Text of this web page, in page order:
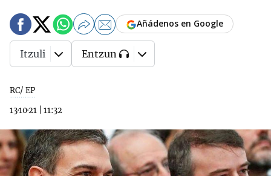
RC/ EP
13·10·21
11:32
Añádenos en Google
Itzuli Entzun